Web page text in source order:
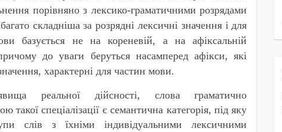
порівняно з лексико-граматичними розрядами
складніша за розрядні лексичні значення і для
базується не на кореневій, а на афіксальній
до уваги беруться насамперед афікси, які
характерні для частин мови.
реальної дійсності, слова граматично
такої спеціалізації є семантична категорія, під яку
слів з їхніми індивідуальними лексичними